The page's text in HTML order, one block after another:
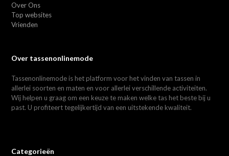
Over Ons
Top websites
Vrienden
Over tassenonlinemode
Tassenonlinemode is het platform voor het vinden van tassen in
allerlei soorten en maten en voor allerlei verschillende activiteiten.
Wij helpen u graag om een keuze te maken welke tas het beste bij u
past. U profiteert tegelijkertijd van een uitstekende kwaliteit.
Categorieën